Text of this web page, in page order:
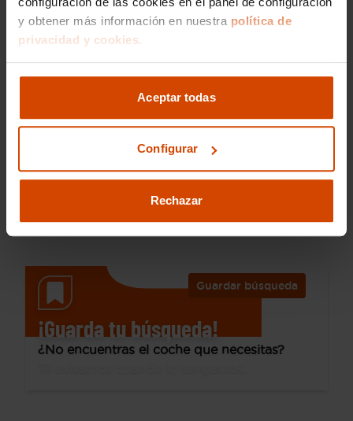
y obtener más información en nuestra política de
privacidad y cookies.
Aceptar todas
Configurar
Rechazar
26.990 €
Desde 355 € /mes*
Ford Transit Custom
TRANSIT CUSTOM 2.0 170 CV
2017
98.434 km
Zaragoza - Cogullada
Guardar búsqueda
¡Guarda tu búsqueda!
¿No encuentras el coche que necesitas?